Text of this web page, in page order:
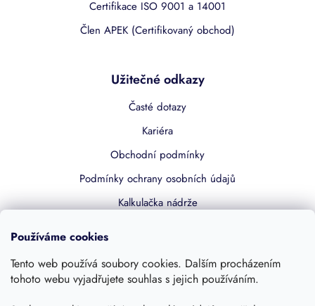
Používáme cookies
Tento web používá soubory cookies. Dalším procházením
tohoto webu vyjadřujete souhlas s jejich používáním.
Certifikace ISO 9001 a 14001
Člen APEK (Certifikovaný obchod)
Užitečné odkazy
Časté dotazy
Kariéra
Obchodní podmínky
Podmínky ochrany osobních údajů
Kalkulačka nádrže
Kontakty